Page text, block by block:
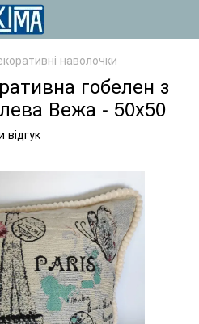
наволочки
гобелен з
Вежа - 50х50
відгук